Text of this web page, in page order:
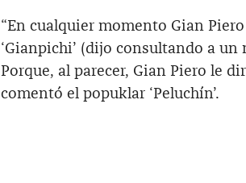
“En cualquier momento Gian
‘Gianpichi’ (dijo consultando a
Porque, al parecer, Gian Piero le
comentó el popuklar ‘Peluchín’.